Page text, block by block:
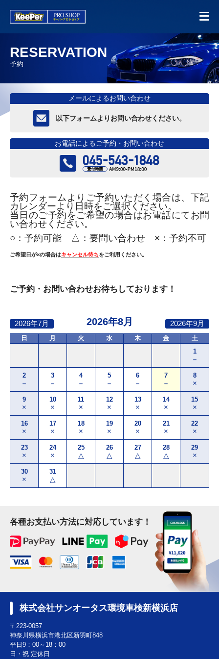
RESERVATION
予約
メールによるお問い合わせ
以下フォームよりお問い合わせください。
お電話によるご予約・お問い合わせ
予約フォームよりご予約いただく場合は、下記
カレンダーより日時をご選択ください。
当日のご予約をご希望の場合はお電話にてお問
い合わせください。
○： 予約可能 △：要問い合わせ ×：予約不可
ご希望日が×の場合はキャンセル待ちをご利用ください。
ご予約・お問い合わせお待ちしております！
2026年8月
日 月 火 水 木 金
土
1
－
2
－
3
－
4
－
5
－
6
－
7
－
8
×
9
×
10
×
11
×
12
×
13
×
14
×
15
×
16
×
17
×
18
×
19
×
20
×
21
×
22
×
23
×
24
×
25
△
26
△
27
△
28
△
29
×
30
×
31
△
2026年7月 2026年9月
各種お支払い方法に対応しています！
株式会社サンオータス環境車検新横浜店
〒223-0057
神奈川県横浜市港北区新羽町848
平日9：00～18：00
日・祝 定休日